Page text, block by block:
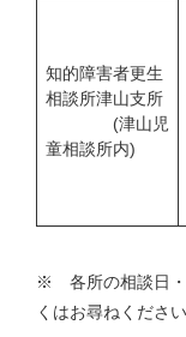
知的障害者更生
相談所津山支所
(津山児
童相談所内)
※ 各所の相談日・
くはお尋ねください